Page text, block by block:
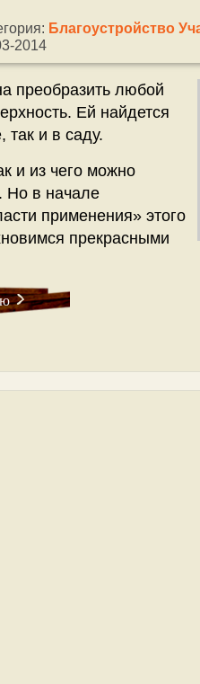
Благоустройство
2014
преобразить любой
Ей найдется
так и в саду.
и из чего можно
Но в начале
применения» этого
прекрасными